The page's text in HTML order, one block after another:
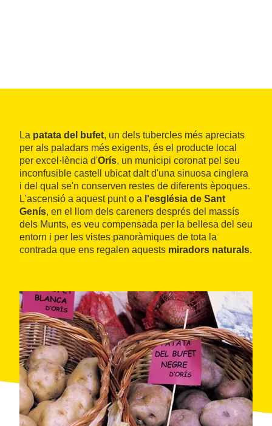
La patata del bufet, un dels tubercles més apreciats
per als paladars més exigents, és el producte local
per excel·lència d'Orís, un municipi coronat pel seu
inconfusible castell ubicat dalt d'una sinuosa cinglera
i del qual se'n conserven restes de diferents èpoques.
L'ascensió a aquest punt o a l'església de Sant
Genís, en el llom dels careners després del massís
dels Munts, es veu compensada per la bellesa del seu
entorn i per les vistes panoràmiques de tota la
contrada que ens regalen aquests miradors naturals.